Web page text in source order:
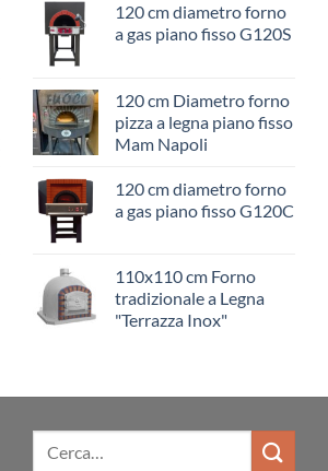
120 cm diametro forno
a gas piano fisso G120S
120 cm Diametro forno
pizza a legna piano fisso
Mam Napoli
120 cm diametro forno
a gas piano fisso G120C
110x110 cm Forno
tradizionale a Legna
"Terrazza Inox"